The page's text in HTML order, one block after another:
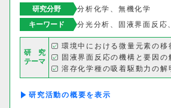
研究分野
分析化学、無機化学
キーワード
分光分析、固液界面反応
研 究
テーマ
環境中における微量元素の移
固液界面反応の機構と要因の
溶存化学種の吸着駆動力の
研究活動の概要
工学部
機械システム工学科